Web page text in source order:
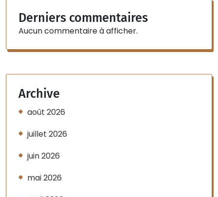
Derniers commentaires
Aucun commentaire à afficher.
Archive
août 2026
juillet 2026
juin 2026
mai 2026